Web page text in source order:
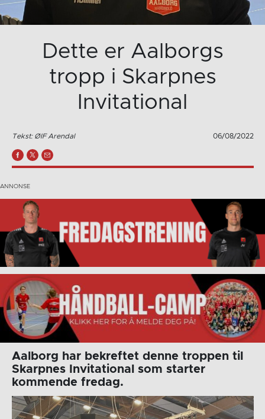
Dette er Aalborgs
tropp i Skarpnes
Invitational
Tekst: ØIF Arendal 06/08/2022
Aalborg har bekreftet denne troppen til
Skarpnes Invitational som starter
kommende fredag.